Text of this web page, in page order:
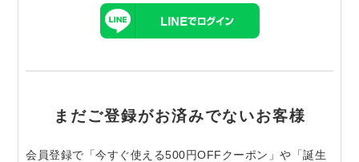
まだご登録がお済みでないお客様
会員登録で「今すぐ使える500円OFFクーポン」や「誕生